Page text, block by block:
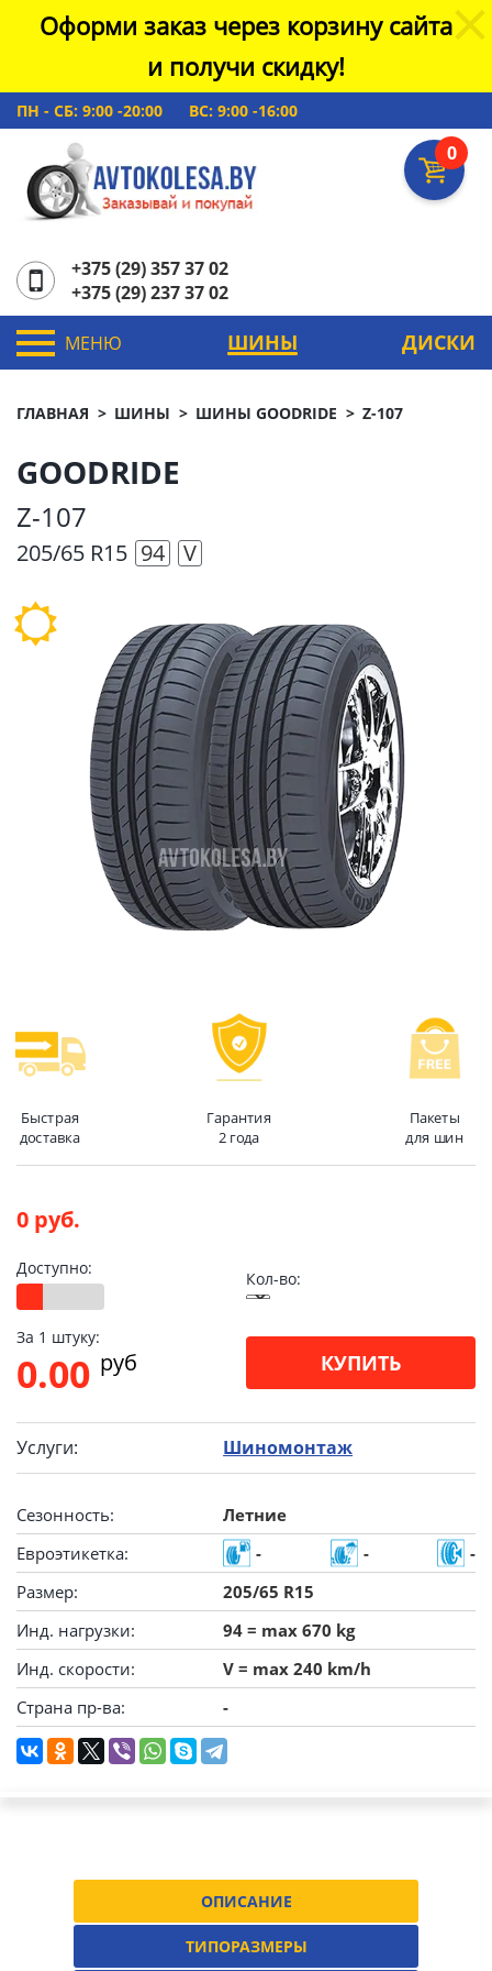
Оформи заказ через корзину сайта
и получи скидку!
ПН - СБ: 9:00 -20:00 ВС: 9:00 -16:00
0
+375 (29) 357 37 02
+375 (29) 237 37 02
МЕНЮ ШИНЫ ДИСКИ
ГЛАВНАЯ ШИНЫ ШИНЫ GOODRIDE Z-107
GOODRIDE
Z-107
205/65 R15 94 V
Быстрая
доставка
Гарантия
2 года
Пакеты
для шин
0 руб.
Доступно:
Кол-во:
За 1 штуку:
0.00 pуб КУПИТЬ
Услуги: Шиномонтаж
Сезонность:
Летние
Евроэтикетка:
- -
-
Размер:
205/65 R15
Инд. нагрузки:
94 = max 670 kg
Инд. скорости:
V = max 240 km/h
Страна пр-ва:
-
ОПИСАНИЕ
ТИПОРАЗМЕРЫ